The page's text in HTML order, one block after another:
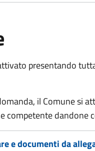
presentando
il Comune si
competente dandone
e documenti da